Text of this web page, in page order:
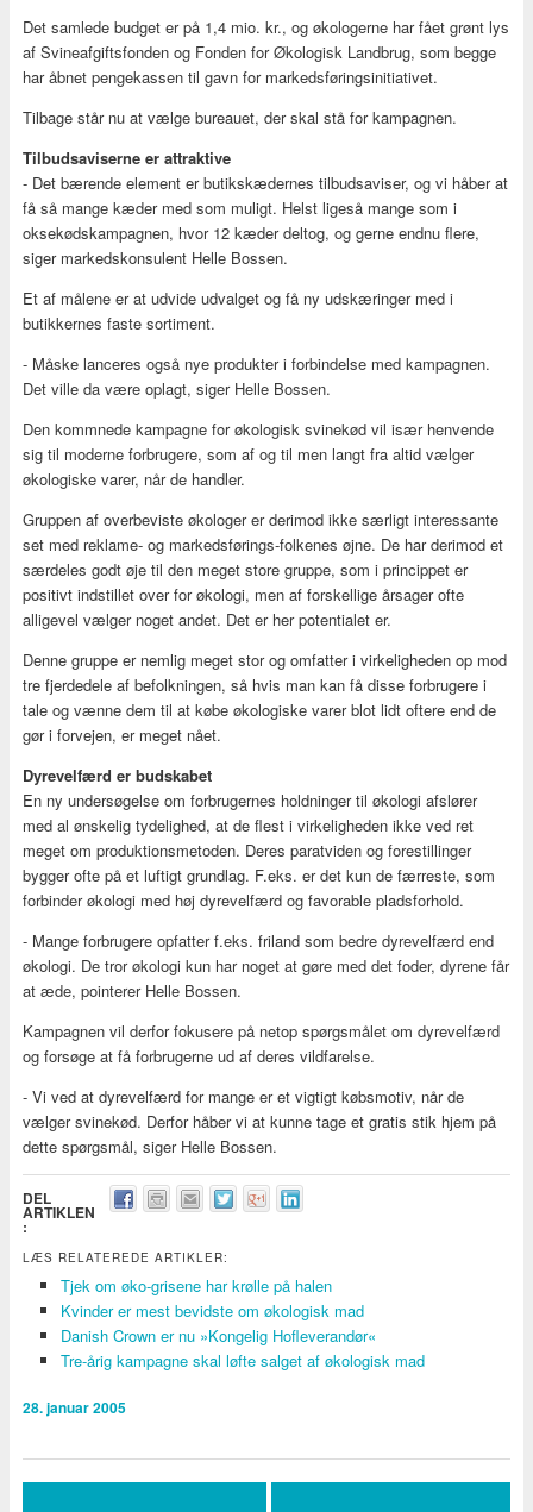
Det samlede budget er på 1,4 mio. kr., og økologerne har fået grønt lys
af Svineafgiftsfonden og Fonden for Økologisk Landbrug, som begge
har åbnet pengekassen til gavn for markedsføringsinitiativet.
Tilbage står nu at vælge bureauet, der skal stå for kampagnen.
Tilbudsaviserne er attraktive
- Det bærende element er butikskædernes tilbudsaviser, og vi håber at
få så mange kæder med som muligt. Helst ligeså mange som i
oksekødskampagnen, hvor 12 kæder deltog, og gerne endnu flere,
siger markedskonsulent Helle Bossen.
Et af målene er at udvide udvalget og få ny udskæringer med i
butikkernes faste sortiment.
- Måske lanceres også nye produkter i forbindelse med kampagnen.
Det ville da være oplagt, siger Helle Bossen.
Den kommnede kampagne for økologisk svinekød vil især henvende
sig til moderne forbrugere, som af og til men langt fra altid vælger
økologiske varer, når de handler.
Gruppen af overbeviste økologer er derimod ikke særligt interessante
set med reklame- og markedsførings-folkenes øjne. De har derimod et
særdeles godt øje til den meget store gruppe, som i princippet er
positivt indstillet over for økologi, men af forskellige årsager ofte
alligevel vælger noget andet. Det er her potentialet er.
Denne gruppe er nemlig meget stor og omfatter i virkeligheden op mod
tre fjerdedele af befolkningen, så hvis man kan få disse forbrugere i
tale og vænne dem til at købe økologiske varer blot lidt oftere end de
gør i forvejen, er meget nået.
Dyrevelfærd er budskabet
En ny undersøgelse om forbrugernes holdninger til økologi afslører
med al ønskelig tydelighed, at de flest i virkeligheden ikke ved ret
meget om produktionsmetoden. Deres paratviden og forestillinger
bygger ofte på et luftigt grundlag. F.eks. er det kun de færreste, som
forbinder økologi med høj dyrevelfærd og favorable pladsforhold.
- Mange forbrugere opfatter f.eks. friland som bedre dyrevelfærd end
økologi. De tror økologi kun har noget at gøre med det foder, dyrene får
at æde, pointerer Helle Bossen.
Kampagnen vil derfor fokusere på netop spørgsmålet om dyrevelfærd
og forsøge at få forbrugerne ud af deres vildfarelse.
- Vi ved at dyrevelfærd for mange er et vigtigt købsmotiv, når de
vælger svinekød. Derfor håber vi at kunne tage et gratis stik hjem på
dette spørgsmål, siger Helle Bossen.
DEL
ARTIKLEN
:
LÆS RELATEREDE ARTIKLER:
Tjek om øko-grisene har krølle på halen
Kvinder er mest bevidste om økologisk mad
Danish Crown er nu »Kongelig Hofleverandør«
Tre-årig kampagne skal løfte salget af økologisk mad
28. januar 2005